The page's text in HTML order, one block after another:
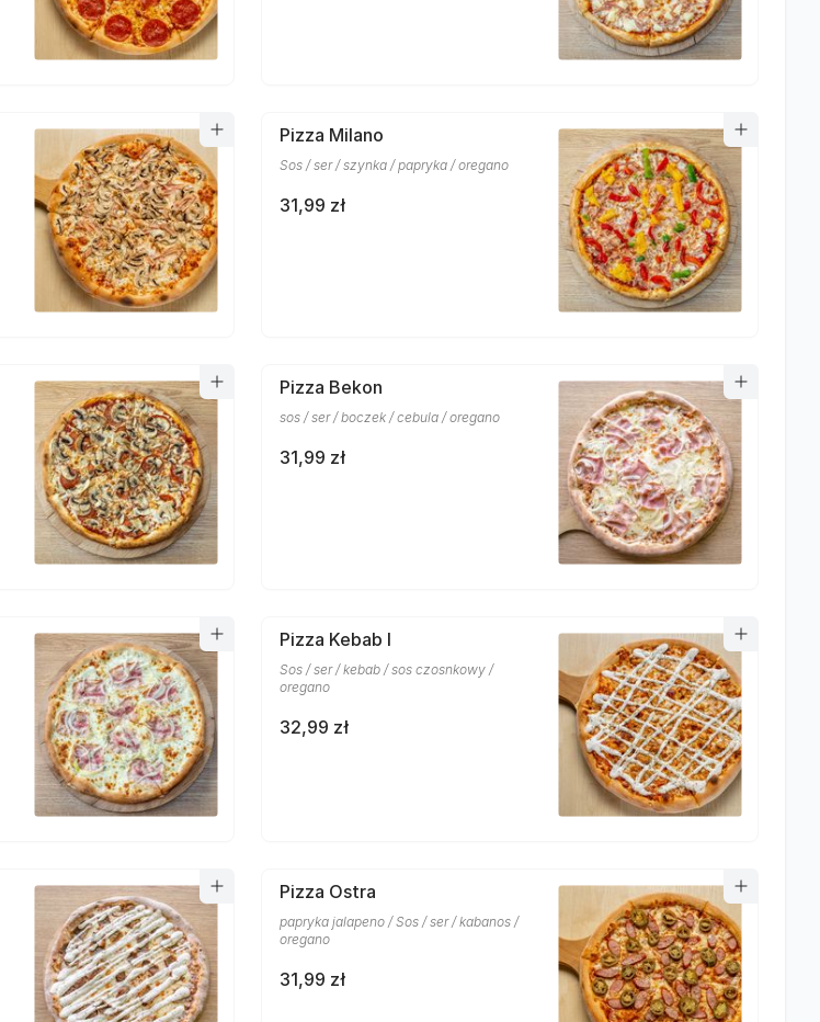
Pizza Milano
Sos / ser / szynka / papryka / oregano
31,99 zł
Pizza Bekon
sos / ser / boczek / cebula / oregano
31,99 zł
Pizza Kebab I
Sos / ser / kebab / sos czosnkowy /
oregano
32,99 zł
Pizza Ostra
papryka jalapeno / Sos / ser / kabanos /
oregano
31,99 zł